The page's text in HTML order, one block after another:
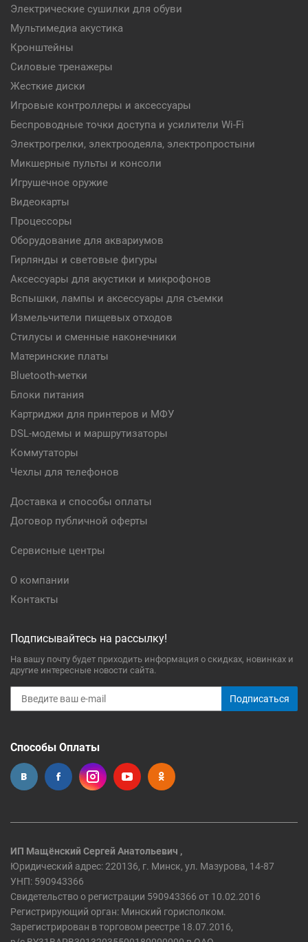
Электрические сушилки для обуви
Мультимедиа акустика
Кронштейны
Силовые тренажеры
Жесткие диски
Игровые контроллеры и аксессуары
Беспроводные точки доступа и усилители Wi-Fi
Электрогрелки, электроодеяла, электропростыни
Микшерные пульты и консоли
Игрушечное оружие
Видеокарты
Процессоры
Оборудование для аквариумов
Гирлянды и световые фигуры
Аксессуары для акустики и микрофонов
Вспышки, лампы и аксессуары для съемки
Измельчители пищевых отходов
Стилусы и сменные наконечники
Материнские платы
Bluetooth-метки
Блоки питания
Картриджи для принтеров и МФУ
DSL-модемы и маршрутизаторы
Коммутаторы
Чехлы для телефонов
Доставка и способы оплаты
Договор публичной оферты
Сервисные центры
О компании
Контакты
Подписывайтесь на рассылку!
На вашу почту будет приходить информация о скидках, новинках и
другие интересные новости сайта.
Подписаться
Способы Оплаты
ИП Мащёнский Сергей Анатольевич ,
Юридический адрес: 220136, г. Минск, ул. Мазурова, 14-87
УНП: 590943366
Свидетельство о регистрации 590943366 от 10.02.2016
Регистрирующий орган: Минский горисполком.
Зарегистрирован в торговом реестре 18.07.2016,